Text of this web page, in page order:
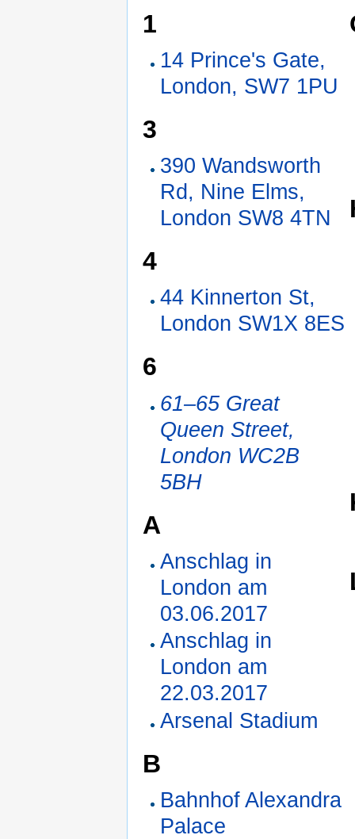
1
14 Prince's Gate,
London, SW7 1PU
3
390 Wandsworth
Rd, Nine Elms,
London SW8 4TN
4
44 Kinnerton St,
London SW1X 8ES
6
61–65 Great
Queen Street,
London WC2B
5BH
A
Anschlag in
London am
03.06.2017
Anschlag in
London am
22.03.2017
Arsenal Stadium
B
Bahnhof Alexandra
Palace